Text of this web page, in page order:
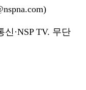
·NSP TV. 무단